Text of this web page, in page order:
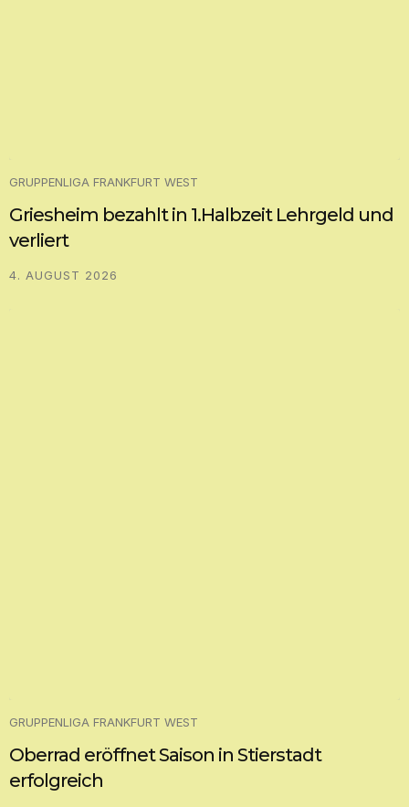
GRUPPENLIGA FRANKFURT WEST
Griesheim bezahlt in 1.Halbzeit Lehrgeld und
verliert
4. AUGUST 2026
GRUPPENLIGA FRANKFURT WEST
Oberrad eröffnet Saison in Stierstadt
erfolgreich